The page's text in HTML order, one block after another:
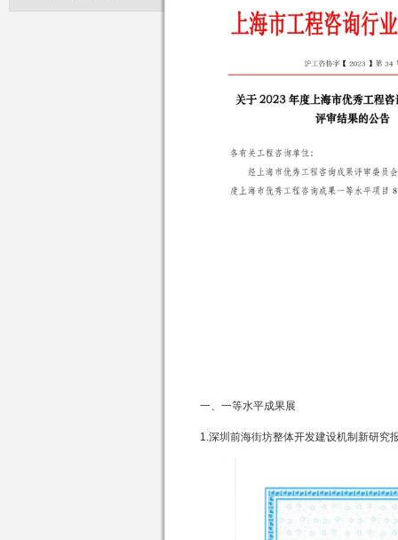
一、一等水平成果展
1.深圳前海街坊整体开发建设机制新研究